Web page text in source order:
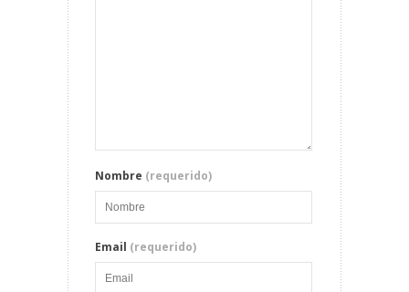
Nombre (requerido)
Email (requerido)